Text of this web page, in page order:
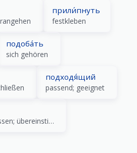
прили́пнуть
festkleben
подоба́ть
sich gehören
подходя́щий
passend; geeignet
entsprechend; angemessen; übereinstimmend